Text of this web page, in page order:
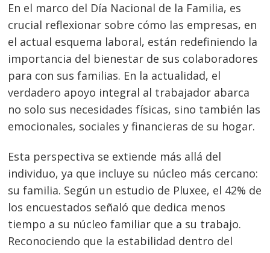
En el marco del Día Nacional de la Familia, es
crucial reflexionar sobre cómo las empresas, en
el actual esquema laboral, están redefiniendo la
importancia del bienestar de sus colaboradores
para con sus familias. En la actualidad, el
verdadero apoyo integral al trabajador abarca
no solo sus necesidades físicas, sino también las
emocionales, sociales y financieras de su hogar.
Esta perspectiva se extiende más allá del
individuo, ya que incluye su núcleo más cercano:
su familia. Según un estudio de Pluxee, el 42% de
los encuestados señaló que dedica menos
tiempo a su núcleo familiar que a su trabajo.
Reconociendo que la estabilidad dentro del